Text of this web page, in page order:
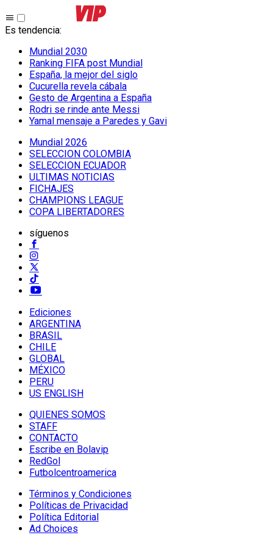
Es tendencia:
Mundial 2030
Ranking FIFA post Mundial
España, la mejor del siglo
Cucurella revela cábala
Gesto de Argentina a España
Rodri se rinde ante Messi
Yamal mensaje a Paredes y Gavi
Mundial 2026
SELECCION COLOMBIA
SELECCION ECUADOR
ULTIMAS NOTICIAS
FICHAJES
CHAMPIONS LEAGUE
COPA LIBERTADORES
síguenos
Ediciones
ARGENTINA
BRASIL
CHILE
GLOBAL
MÉXICO
PERU
US ENGLISH
QUIENES SOMOS
STAFF
CONTACTO
Escribe en Bolavip
RedGol
Futbolcentroamerica
Términos y Condiciones
Políticas de Privacidad
Política Editorial
Ad Choices